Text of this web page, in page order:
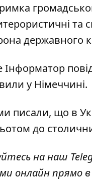
та
державного
Інформатор
у Німеччині.
писали, що в
до
на наш
онлайн прямо